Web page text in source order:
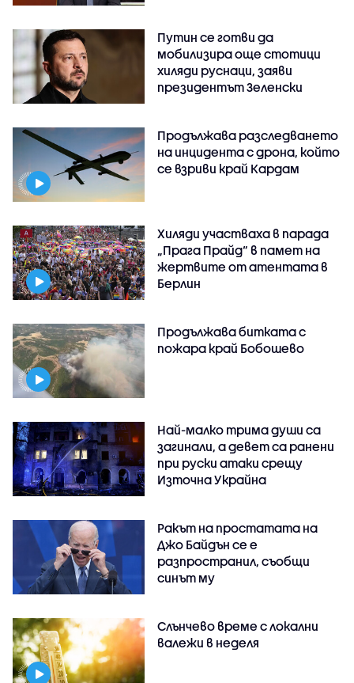
Путин се готви да
мобилизира още стотици
хиляди руснаци, заяви
президентът Зеленски
Продължава разследването
на инцидента с дрона, който
се взриви край Кардам
Хиляди участваха в парада
„Прага Прайд“ в памет на
жертвите от атентата в
Берлин
Продължава битката с
пожара край Бобошево
Най-малко трима души са
загинали, а девет са ранени
при руски атаки срещу
Източна Украйна
Ракът на простатата на
Джо Байдън се е
разпространил, съобщи
синът му
Слънчево време с локални
валежи в неделя